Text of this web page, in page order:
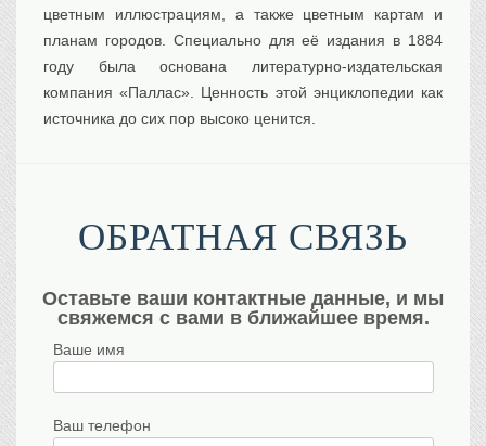
цветным иллюстрациям, а также цветным картам и
планам городов. Специально для её издания в 1884
году была основана литературно-издательская
компания «Паллас». Ценность этой энциклопедии как
источника до сих пор высоко ценится.
ОБРАТНАЯ СВЯЗЬ
Оставьте ваши контактные данные, и мы
свяжемся с вами в ближайшее время.
Ваше имя
Ваш телефон